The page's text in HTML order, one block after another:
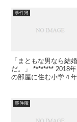
事件簿
「まともな男なら結
だ。」 ******** 2018
の部屋に住む小学４
事件簿